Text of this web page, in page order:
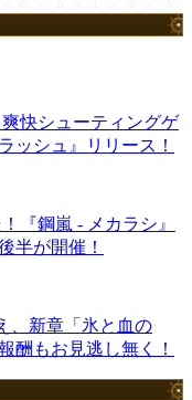
快シューティングゲ
ッシュ』リリース！
『鋼嵐 - メカラシ』
半が開催！
、新章「氷と血の
酬もお見逃し無く！